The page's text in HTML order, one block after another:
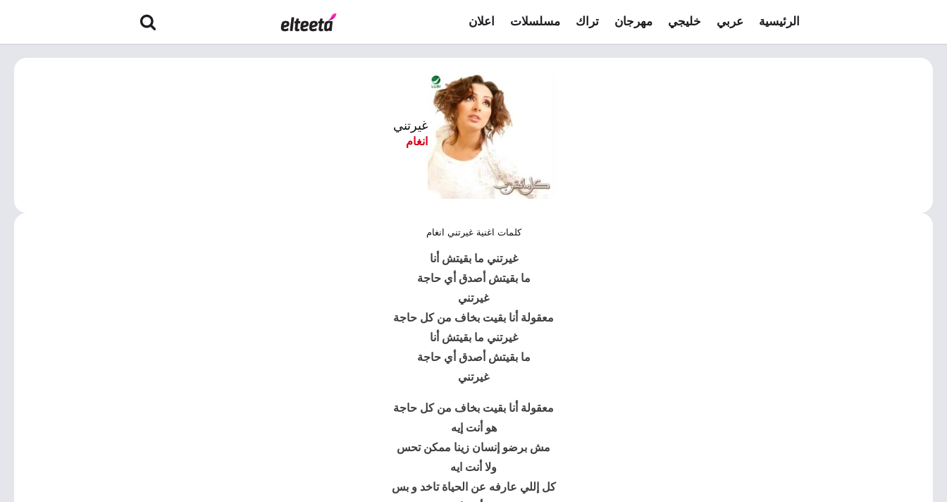
الرئيسية عربي خليجي مهرجان تراك مسلسلات اعلان
غيرتني
انغام
كلمات اغنية غيرتني انغام
غيرتني ما بقيتش أنا
ما بقيتش أصدق أي حاجة
غيرتني
معقولة أنا بقيت بخاف من كل حاجة
غيرتني ما بقيتش أنا
ما بقيتش أصدق أي حاجة
غيرتني
معقولة أنا بقيت بخاف من كل حاجة
هو أنت إيه
مش برضو إنسان زينا ممكن تحس
ولا أنت ايه
كل إللي عارفه عن الحياة تاخد و بس